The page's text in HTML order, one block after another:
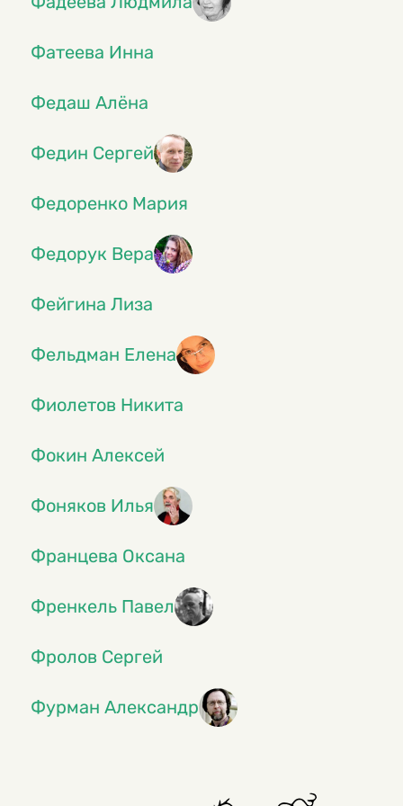
Фатеева Инна
Федаш Алёна
Федин Сергей
Федоренко Мария
Федорук Вера
Фейгина Лиза
Фельдман Елена
Фиолетов Никита
Фокин Алексей
Фоняков Илья
Францева Оксана
Френкель Павел
Фролов Сергей
Фурман Александр